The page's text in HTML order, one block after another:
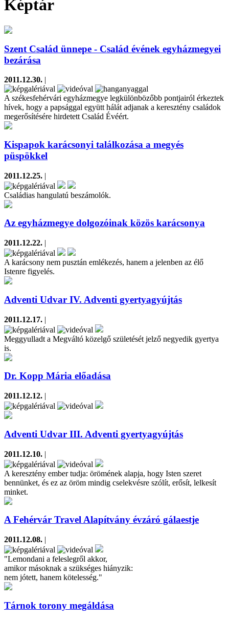
Képtár
Szent Család ünnepe - Család évének egyházmegyei
bezárása
2011.12.30. |
A székesfehérvári egyházmegye legkülönbözőbb pontjairól érkeztek
hívek, hogy a papsággal együtt hálát adjanak a keresztény családok
megerősítésére hirdetett Család Évéért.
Kispapok karácsonyi találkozása a megyés
püspökkel
2011.12.25. |
Családias hangulatú beszámolók.
Az egyházmegye dolgozóinak közös karácsonya
2011.12.22. |
A karácsony nem pusztán emlékezés, hanem a jelenben az élő
Istenre figyelés.
Adventi Udvar IV. Adventi gyertyagyújtás
2011.12.17. |
Meggyulladt a Megváltó közelgő születését jelző negyedik gyertya
is.
Dr. Kopp Mária előadása
2011.12.12. |
Adventi Udvar III. Adventi gyertyagyújtás
2011.12.10. |
A keresztény ember tudja: örömének alapja, hogy Isten szeret
bennünket, és ez az öröm mindig cselekvésre szólít, erősít, lelkesít
minket.
A Fehérvár Travel Alapítvány évzáró gálaestje
2011.12.08. |
"Lemondani a feleslegről akkor,
amikor másoknak a szükséges hiányzik:
nem jótett, hanem kötelesség."
Tárnok torony megáldása